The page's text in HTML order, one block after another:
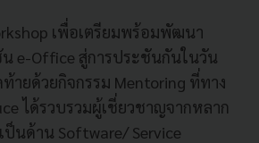
เพื่อเตรียมพร้อมพัฒนา
e-Office สู่การประชันกันในวัน
ายด้วยกิจกรรม Mentoring ที่ทาง
ได้รวบรวมผู้เชี่ยวชาญจากหลาก
ป็นด้าน Software/ Service